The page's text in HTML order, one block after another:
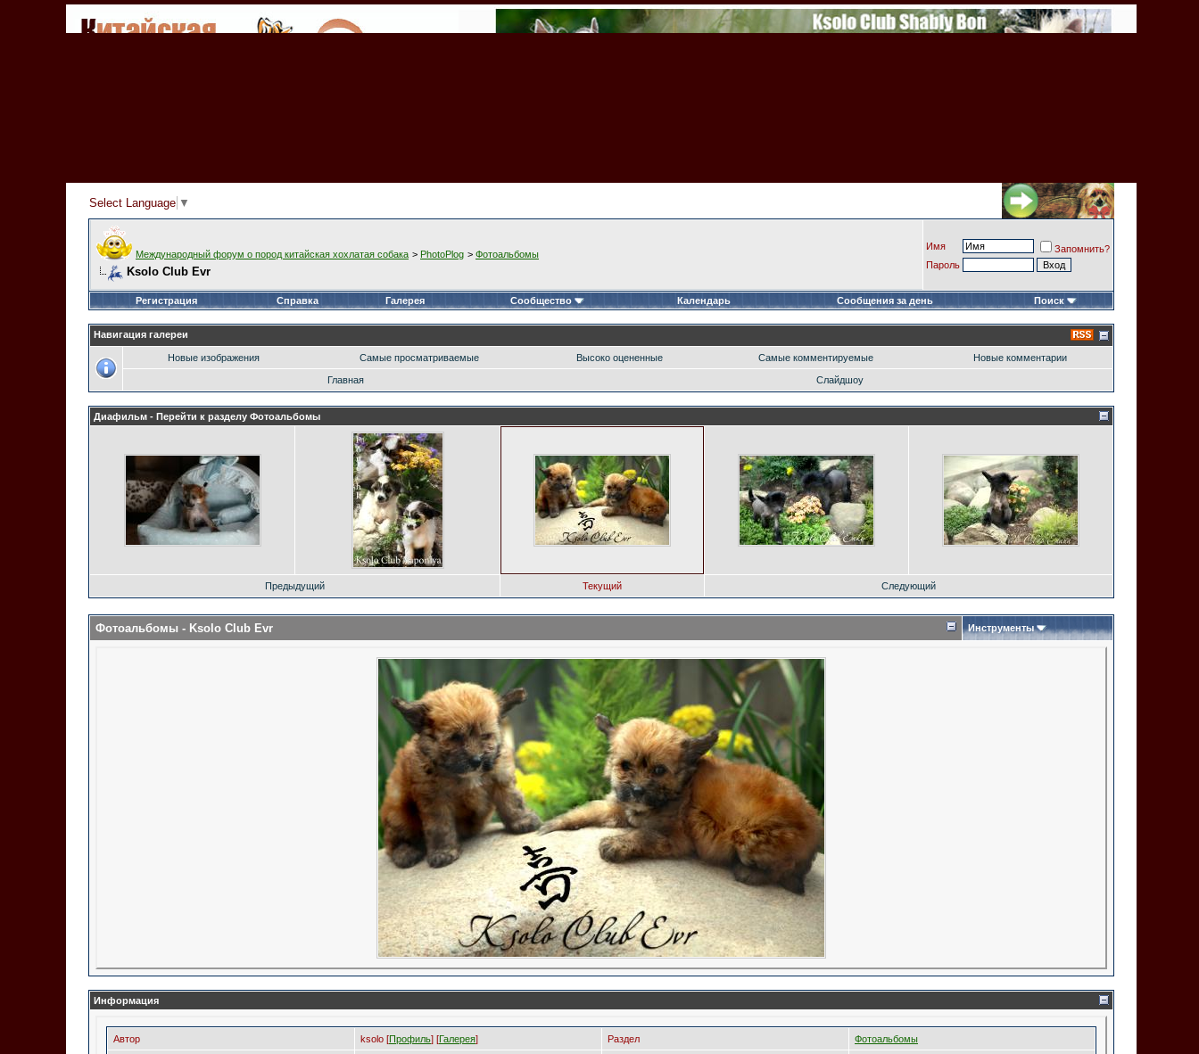
Select Language ▼
Международный форум о пород китайская хохлатая собака > PhotoPlog > Фотоальбомы
Ksolo Club Evr
Имя
Запомнить?
Пароль
Регистрация Справка Галерея Сообщество Календарь Сообщения за день Поиск
Навигация галереи
Новые изображения Самые просматриваемые Высоко оцененные Самые комментируемые Новые комментарии
Главная Слайдшоу
Диафильм - Перейти к разделу Фотоальбомы
Предыдущий Текущий Следующий
Фотоальбомы - Ksolo Club Evr Инструменты
Информация
Автор ksolo [Профиль] [Галерея] Раздел Фотоальбомы